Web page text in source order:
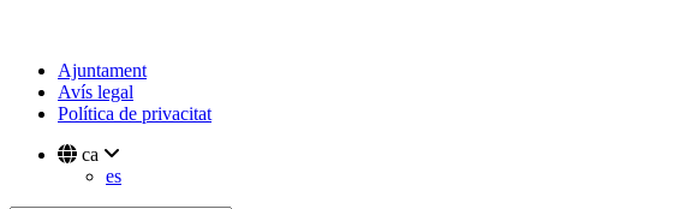
Ajuntament
Avís legal
Política de privacitat
ca
es